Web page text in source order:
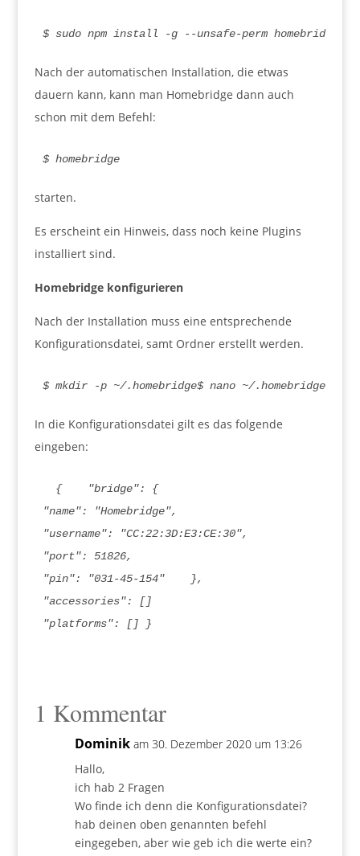
$ sudo npm install -g --unsafe-perm homebridge
Nach der automatischen Installation, die etwas
dauern kann, kann man Homebridge dann auch
schon mit dem Befehl:
$ homebridge
starten.
Es erscheint ein Hinweis, dass noch keine Plugins
installiert sind.
Homebridge konfigurieren
Nach der Installation muss eine entsprechende
Konfigurationsdatei, samt Ordner erstellt werden.
$ mkdir -p ~/.homebridge$ nano ~/
In die Konfigurationsdatei gilt es das folgende
eingeben:
{    "bridge": {
"name": "Homebridge",
"username": "CC:22:3D:E3:CE:30",
"port": 51826,
"pin": "031-45-154"    },
"accessories": []
"platforms": [] }
1 Kommentar
Dominik am 30. Dezember 2020 um 13:26
Hallo,
ich hab 2 Fragen
Wo finde ich denn die Konfigurationsdatei?
hab deinen oben genannten befehl
eingegeben, aber wie geb ich die werte ein?